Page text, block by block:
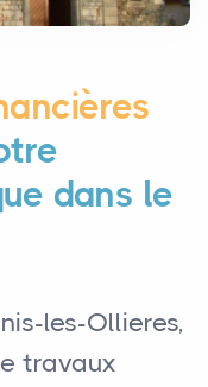
dans le
les-Ollieres,
travaux